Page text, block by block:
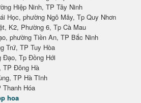
Hiệp Ninh, TP Tây Ninh
Học, phường Ngô Mây, Tp Quy Nhơn
K2, Phường 6, Tp Cà Mau
phường Tiền An, TP Bắc Ninh
Trứ, TP Tuy Hòa
Đạo, Tp Đồng Hới
TP Đông Hà
TP Hà Tĩnh
Thanh Hóa
hoa